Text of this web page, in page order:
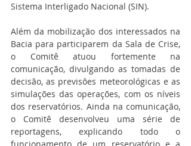
Sistema Interligado Nacional (SIN).
Além da mobilização dos interessados na
Bacia para participarem da Sala de Crise,
o Comitê atuou fortemente na
comunicação, divulgando as tomadas de
decisão, as previsões meteorológicas e as
simulações das operações, com os níveis
dos reservatórios. Ainda na comunicação,
o Comitê desenvolveu uma série de
reportagens, explicando todo o